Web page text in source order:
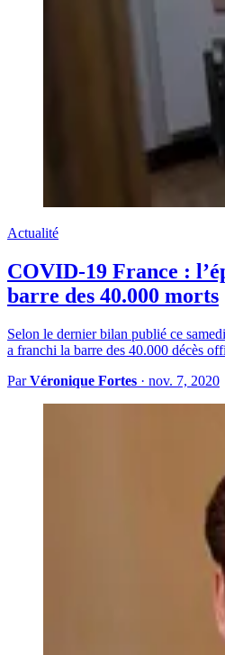
Actualité
COVID-19 France :
barre des 40.000 morts
Selon le dernier bilan publié ce
a franchi la barre des 40.000 décès
ParVéronique Fortes · nov. 7, 2020